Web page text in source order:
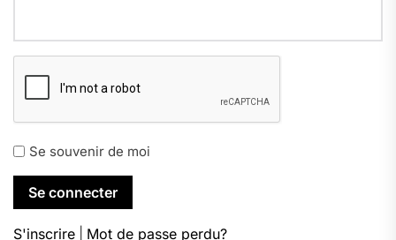
Se souvenir de moi
S'inscrire Mot de passe perdu?